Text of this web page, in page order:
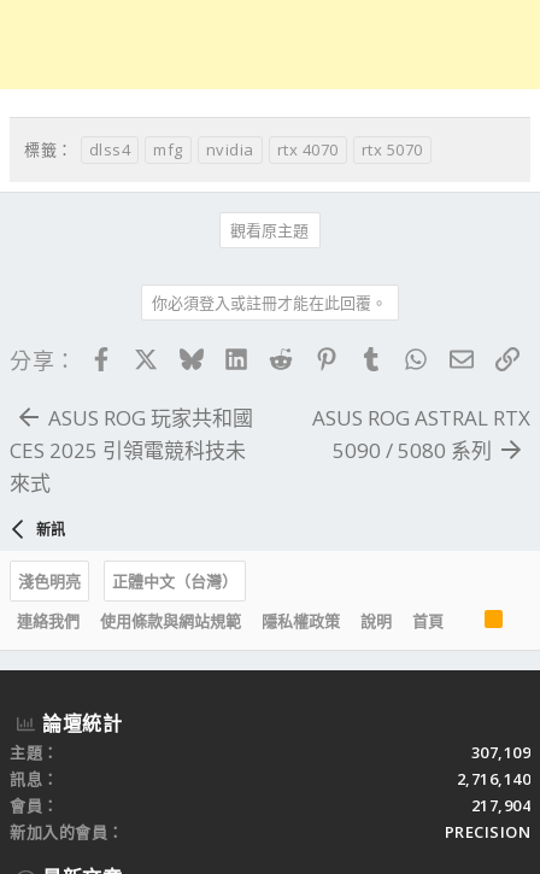
標籤： dlss4 mfg nvidia rtx 4070 rtx 5070
觀看原主題
你必須登入或註冊才能在此回覆。
分享： FacebookBlueskyLinkedIn
Reddit PinterestTumblrWhatsApp
電子
ASUS ROG 玩家共和國
CES 2025 引領電競科技未
來式
ASUS ROG ASTRAL RTX
5090 / 5080 系列
新訊
淺色明亮
正體中文（台灣）
連絡我們
使用條款與網站規範 隱私權政策 說明 首頁
R
S
S
論壇統計
主題
307,109
訊息
2,716,140
會員
217,904
新加入的會員
PRECISION